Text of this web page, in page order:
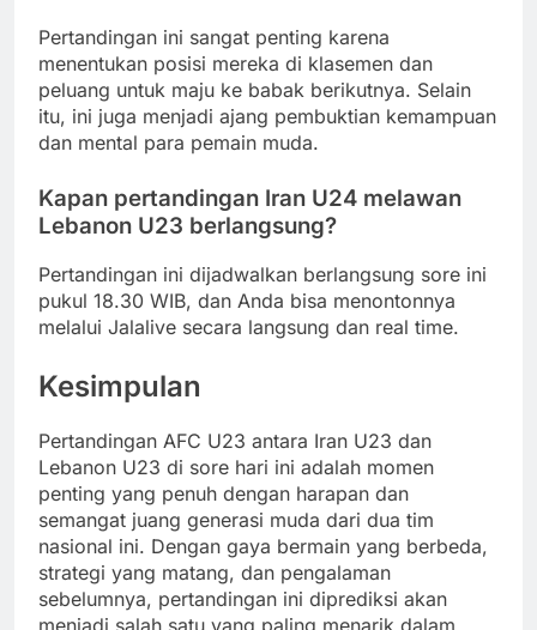
Pertandingan ini sangat penting karena
menentukan posisi mereka di klasemen dan
peluang untuk maju ke babak berikutnya. Selain
itu, ini juga menjadi ajang pembuktian kemampuan
dan mental para pemain muda.
Kapan pertandingan Iran U24 melawan
Lebanon U23 berlangsung?
Pertandingan ini dijadwalkan berlangsung sore ini
pukul 18.30 WIB, dan Anda bisa menontonnya
melalui Jalalive secara langsung dan real time.
Kesimpulan
Pertandingan AFC U23 antara Iran U23 dan
Lebanon U23 di sore hari ini adalah momen
penting yang penuh dengan harapan dan
semangat juang generasi muda dari dua tim
nasional ini. Dengan gaya bermain yang berbeda,
strategi yang matang, dan pengalaman
sebelumnya, pertandingan ini diprediksi akan